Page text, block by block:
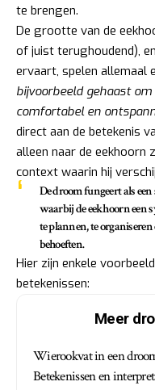
te brengen.
De grootte van de
of juist terughoudend),
ervaart, spelen allemaal
bijvoorbeeld gehaast
comfortabel en
direct aan de betekenis
alleen naar de eekhoorn
context waarin hij
De droom fungeert als
waarbij de eekhoorn een
te plannen, te
behoeften.
Hier zijn enkele
betekenissen:
Meer
Wierookvat in een
Betekenissen en